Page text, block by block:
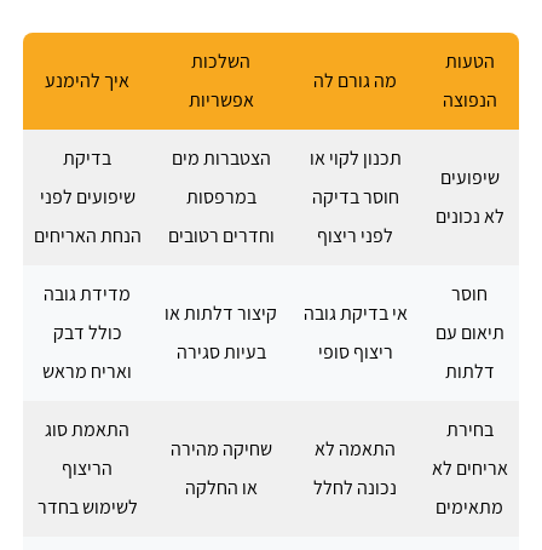
הטעות
הנפוצה
מה גורם לה
השלכות
אפשריות
איך להימנע
שיפועים
לא נכונים
תכנון לקוי או
חוסר בדיקה
לפני ריצוף
הצטברות מים
במרפסות
וחדרים רטובים
בדיקת
שיפועים לפני
הנחת האריחים
חוסר
תיאום עם
דלתות
אי בדיקת גובה
ריצוף סופי
קיצור דלתות או
בעיות סגירה
מדידת גובה
כולל דבק
ואריח מראש
בחירת
אריחים לא
מתאימים
התאמה לא
נכונה לחלל
שחיקה מהירה
או החלקה
התאמת סוג
הריצוף
לשימוש בחדר